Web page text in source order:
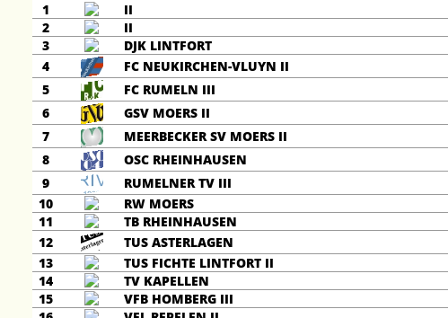
1 II
2
II
3
DJK LINTFORT
4
FC NEUKIRCHEN-VLUYN II
5
FC RUMELN III
6
GSV MOERS II
7
MEERBECKER SV MOERS II
8
OSC RHEINHAUSEN
9
RUMELNER TV III
10
RW MOERS
11
TB RHEINHAUSEN
12
TUS ASTERLAGEN
13
TUS FICHTE LINTFORT II
14
TV KAPELLEN
15
VFB HOMBERG III